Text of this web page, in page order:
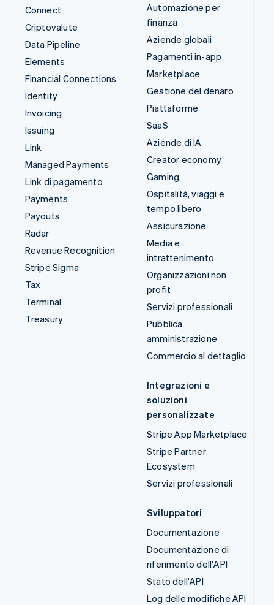
Connect
Criptovalute
Data Pipeline
Elements
Financial Connections
Identity
Invoicing
Issuing
Link
Managed Payments
Link di pagamento
Payments
Payouts
Radar
Revenue Recognition
Stripe Sigma
Tax
Terminal
Treasury
Automazione per
finanza
Aziende globali
Pagamenti in-app
Marketplace
Gestione del denaro
Piattaforme
SaaS
Aziende di IA
Creator economy
Gaming
Ospitalità, viaggi e
tempo libero
Assicurazione
Media e
intrattenimento
Organizzazioni non
profit
Servizi professionali
Pubblica
amministrazione
Commercio al dettaglio
Integrazioni e
soluzioni
personalizzate
Stripe App Marketplace
Stripe Partner
Ecosystem
Servizi professionali
Sviluppatori
Documentazione
Documentazione di
riferimento dell'API
Stato dell'API
Log delle modifiche API